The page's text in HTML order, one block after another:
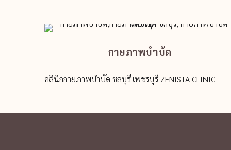
กายภาพบำบัด
คลินิกกายภาพบำบัด ชลบุรี เพชรบุรี ZENISTA CLINIC